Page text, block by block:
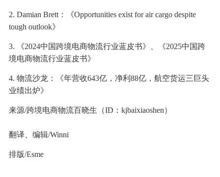
2. Damian Brett：《Opportunities exist for air cargo despite
tough outlook》
3. 《2024中国跨境电商物流行业蓝皮书》、《2025中国跨
境电商物流行业蓝皮书》
4. 物流沙龙：《年营收643亿，净利88亿，航空货运三巨头
业绩出炉》
来源/跨境电商物流百晓生（ID：kjbaixiaoshen）
翻译、编辑/Winni
排版/Esme